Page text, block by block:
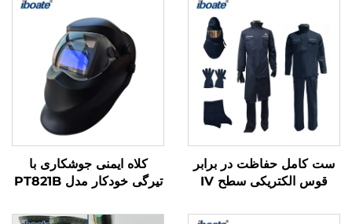
ست کامل حفاظت در برابر
قوس الکتریکی سطح IV
بر سانتی‌متر مربع — ست
کلاه ایمنی جوشکاری با
تیرگی خودکار مدل PT821B
جوشکاری با ویژگی‌های